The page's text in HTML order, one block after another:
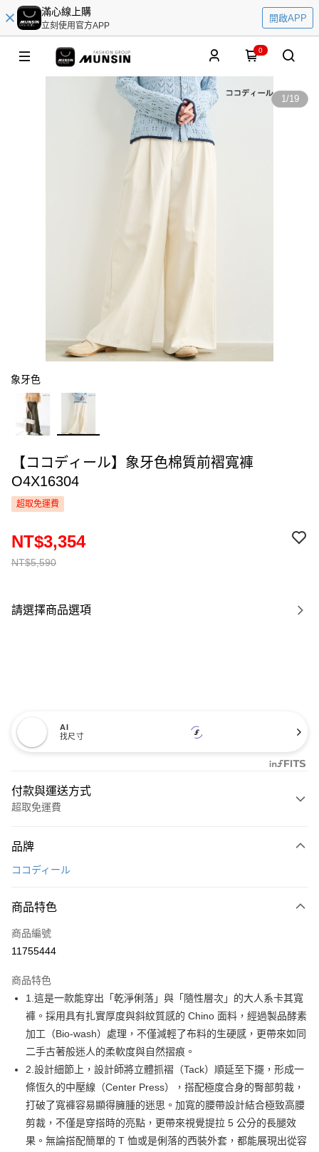
滿心線上購
立刻使用官方APP
開啟APP
0
1/19
象牙色
【ココディール】象牙色棉質前褶寬褲
O4X16304
超取免運費
NT$5,590
NT$3,354
請選擇商品選項
AI
找尺寸
付款與運送方式
超取免運費
信用卡一次付款
LINE Pay
Apple Pay
悠遊付
AFTEE先享後付
相關說明
【關於「AFTEE先享後付」】
AFTEE先享後付是「在收到商品之後才付款」的支付方式。 讓您購物簡單
便利好安心！
１．簡單：不需註冊會員、不需綁卡、不需儲值。
２．便利：只要手機號碼，簡訊認證，即可結帳。
３．安心：先確認商品／服務後，再付款。
【「AFTEE先享後付」結帳流程】
ATM付款
運送方式
全家取貨付款
免運費
品牌
ココディール
商品特色
商品編號
11755444
商品特色
1.這是一款能穿出「乾淨俐落」與「隨性層次」的大人系卡其寬
褲。採用具有扎實厚度與斜紋質感的 Chino 面料，經過製品酵素
加工（Bio-wash）處理，不僅減輕了布料的生硬感，更帶來如同
二手古著般迷人的柔軟度與自然摺痕。
2.設計細節上，設計師將立體抓褶（Tack）順延至下擺，形成一
條恆久的中壓線（Center Press），搭配極度合身的臀部剪裁，
打破了寬褲容易顯得臃腫的迷思。加寬的腰帶設計結合極致高腰
剪裁，不僅是穿搭時的亮點，更帶來視覺提拉 5 公分的長腿效
果。無論搭配簡單的 T 恤或是俐落的西裝外套，都能展現出從容